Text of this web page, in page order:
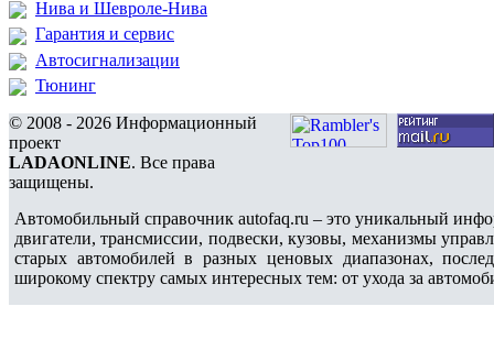
Нива и Шевроле-Нива
Гарантия и сервис
Автосигнализации
Тюнинг
© 2008 - 2026 Информационный
проект
LADAONLINE. Все права
защищены.
Автомобильный справочник autofaq.ru – это уникальный
двигатели, трансмиссии, подвески, кузовы, механизмы
старых автомобилей в разных ценовых диапазонах,
широкому спектру самых интересных тем: от ухода за